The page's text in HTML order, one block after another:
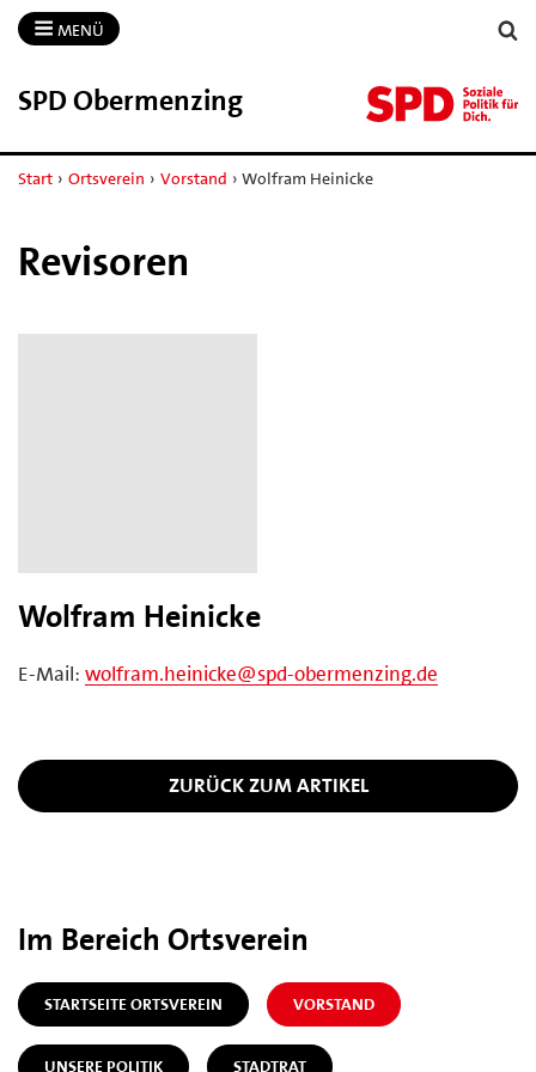
MENÜ
SPD Obermenzing
Start › Ortsverein › Vorstand › Wolfram Heinicke
Revisoren
Wolfram Heinicke
E-Mail: wolfram.heinicke@spd-obermenzing.de
ZURÜCK ZUM ARTIKEL
Im Bereich Ortsverein
STARTSEITE ORTSVEREIN VORSTAND
UNSERE POLITIK STADTRAT